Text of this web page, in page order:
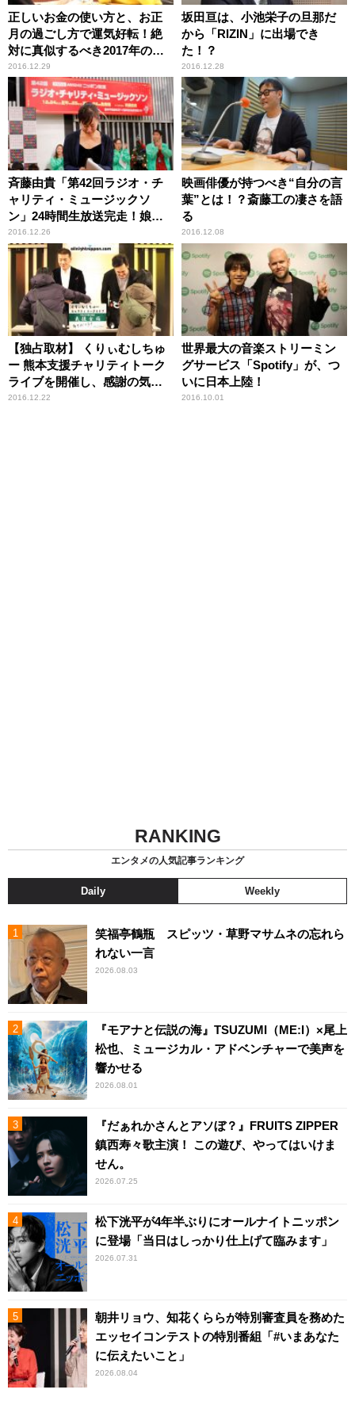
正しいお金の使い方と、お正
月の過ごし方で運気好転！絶
対に真似するべき2017年の過
ごし方は？
2016.12.29
坂田亘は、小池栄子の旦那だ
から「RIZIN」に出場でき
た！？
2016.12.28
斉藤由貴「第42回ラジオ・チ
ャリティ・ミュージックソ
ン」24時間生放送完走！娘か
らの手紙に思わず涙
2016.12.26
映画俳優が持つべき“自分の言
葉”とは！？斎藤工の凄さを語
る
2016.12.08
【独占取材】 くりぃむしちゅ
ー 熊本支援チャリティトーク
ライブを開催し、感謝の気持
ちを伝える
2016.12.22
世界最大の音楽ストリーミン
グサービス「Spotify」が、つ
いに日本上陸！
2016.10.01
RANKING
エンタメの人気記事ランキング
Daily Weekly
笑福亭鶴瓶 スピッツ・草野マサムネの忘れら
れない一言
2026.08.03
『モアナと伝説の海』TSUZUMI（ME:I）×尾上
松也、ミュージカル・アドベンチャーで美声を
響かせる
2026.08.01
『だぁれかさんとアソぼ？』FRUITS ZIPPER
鎮西寿々歌主演！ この遊び、やってはいけま
せん。
2026.07.25
松下洸平が4年半ぶりにオールナイトニッポン
に登場「当日はしっかり仕上げて臨みます」
2026.07.31
朝井リョウ、知花くららが特別審査員を務めた
エッセイコンテストの特別番組「#いまあなた
に伝えたいこと」
2026.08.04